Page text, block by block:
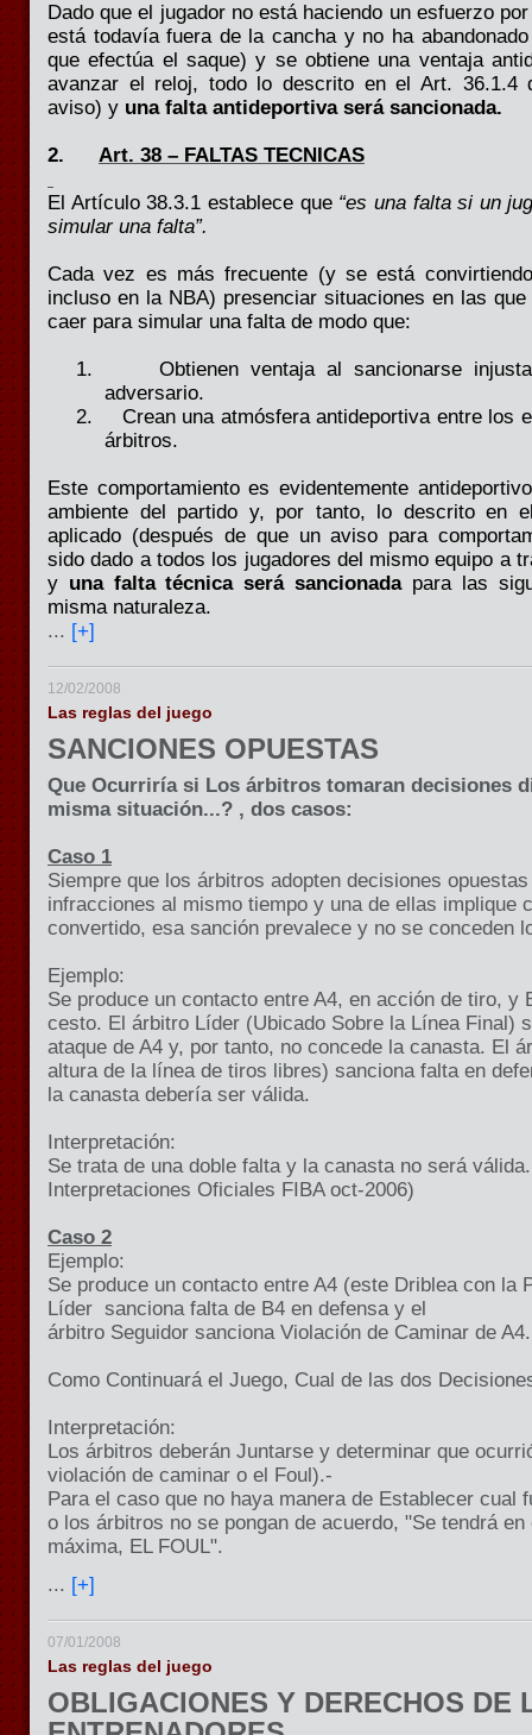
Dado que el jugador no está haciendo un esfuerzo
está todavía fuera de la cancha y no ha
que efectúa el saque) y se obtiene una ventaja
avanzar el reloj, todo lo descrito en el Art. 36.1.4
aviso) y una falta antideportiva será sancionada.
2. Art. 38 – FALTAS TECNICAS
El Artículo 38.3.1 establece que “es una falta si un
simular una falta”.
Cada vez es más frecuente (y se está
incluso en la NBA) presenciar situaciones en las
caer para simular una falta de modo que:
1.
Obtienen ventaja al sancionarse
adversario.
2.
Crean una atmósfera antideportiva entre los
árbitros.
Este comportamiento es evidentemente
ambiente del partido y, por tanto, lo descrito en
aplicado (después de que un aviso para
sido dado a todos los jugadores del mismo equipo a
y una falta técnica será sancionada para las
misma naturaleza.
... [+]
12/02/2008
Las reglas del juego
SANCIONES OPUESTAS
Que Ocurriría si Los árbitros tomaran decisiones
misma situación...? , dos casos:
Caso 1
Siempre que los árbitros adopten decisiones
infracciones al mismo tiempo y una de ellas implique
convertido, esa sanción prevalece y no se conceden
Ejemplo:
Se produce un contacto entre A4, en acción de tiro, y
cesto. El árbitro Líder (Ubicado Sobre la Línea Final)
ataque de A4 y, por tanto, no concede la canasta. El
altura de la línea de tiros libres) sanciona falta en
la canasta debería ser válida.
Interpretación:
Se trata de una doble falta y la canasta no será
Interpretaciones Oficiales FIBA oct-2006)
Caso 2
Ejemplo:
Se produce un contacto entre A4 (este Driblea con la
Líder sanciona falta de B4 en defensa y el
árbitro Seguidor sanciona Violación de Caminar de A4.
Como Continuará el Juego, Cual de las dos
Interpretación:
Los árbitros deberán Juntarse y determinar que
violación de caminar o el Foul).-
Para el caso que no haya manera de Establecer cual
o los árbitros no se pongan de acuerdo, "Se tendrá
máxima, EL FOUL".
... [+]
07/01/2008
Las reglas del juego
OBLIGACIONES Y DERECHOS DE